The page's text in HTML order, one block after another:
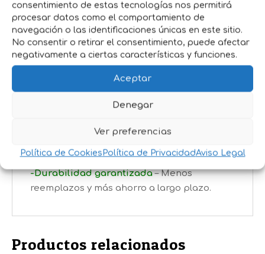
consentimiento de estas tecnologías nos permitirá
procesar datos como el comportamiento de
navegación o las identificaciones únicas en este sitio.
No consentir o retirar el consentimiento, puede afectar
negativamente a ciertas características y funciones.
Aceptar
Denegar
Ver preferencias
Política de Cookies Política de PrivacidadAviso Legal
-Diseño sencillo y funcional– Ideal para
perros de todos los tamaños y razas.
Ventajas para Ti y tu Mascota
perros fuertes o activos.
-Comodidad en cada paseo
-Diseño elegante y profesional
entrenamientos.
-Durabilidad garantizada – Menos
reemplazos y más ahorro a largo plazo.
Productos relacionados